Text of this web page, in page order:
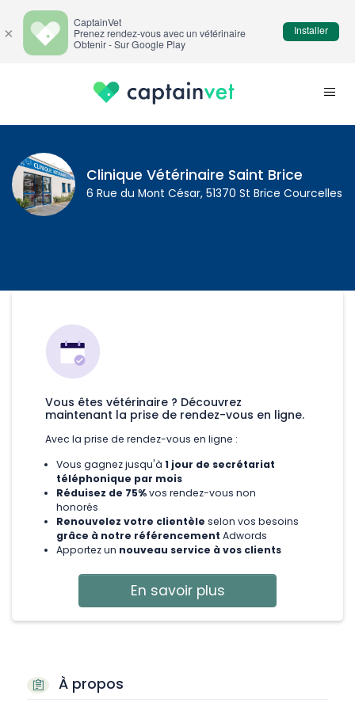
Clinique Vétérinaire Saint Brice
6 Rue du Mont César, 51370 St Brice Courcelles
À propos
Vous êtes vétérinaire ? Découvrez
maintenant la prise de rendez-vous en ligne.
Avec la prise de rendez-vous en ligne :
Vous gagnez jusqu'à 1 jour de secrétariat
téléphonique par mois
Réduisez de 75%vos rendez-vous non
honorés
Renouvelez votre clientèle selon vos besoins
grâce à notre référencement Adwords
Apportez un nouveau service à vos clients
En savoir plus
×
CaptainVet
Prenez rendez-vous avec un vétérinaire
Obtenir - Sur Google Play
Installer